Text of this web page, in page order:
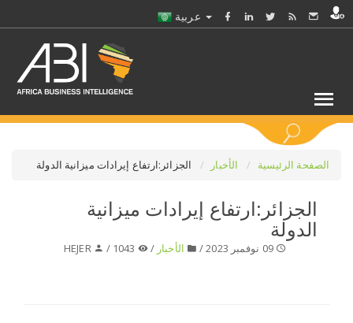
اختر قطاع / القطاعات
الصفحة الرئيسية الأخبار الجزائر:ارتفاع إيرادات ميزانية الدولة
الجزائر:ارتفاع إيرادات ميزانية
الدولة
09 نوفمبر 2023 / الأخبار /
HEJER